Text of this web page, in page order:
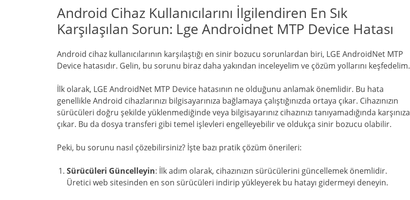
Android Cihaz Kullanıcılarını İlgilendiren En Sık
Karşılaşılan Sorun: Lge Androidnet MTP Device Hatası
Android cihaz kullanıcılarının karşılaştığı en sinir bozucu sorunlardan biri, LGE AndroidNet MTP
Device hatasıdır. Gelin, bu sorunu biraz daha yakından inceleyelim ve çözüm yollarını keşfedelim.
İlk olarak, LGE AndroidNet MTP Device hatasının ne olduğunu anlamak önemlidir. Bu hata
genellikle Android cihazlarınızı bilgisayarınıza bağlamaya çalıştığınızda ortaya çıkar. Cihazınızın
sürücüleri doğru şekilde yüklenmediğinde veya bilgisayarınız cihazınızı tanıyamadığında karşınıza
çıkar. Bu da dosya transferi gibi temel işlevleri engelleyebilir ve oldukça sinir bozucu olabilir.
Peki, bu sorunu nasıl çözebilirsiniz? İşte bazı pratik çözüm önerileri:
Sürücüleri Güncelleyin: İlk adım olarak, cihazınızın sürücülerini güncellemek önemlidir.
Üretici web sitesinden en son sürücüleri indirip yükleyerek bu hatayı gidermeyi deneyin.